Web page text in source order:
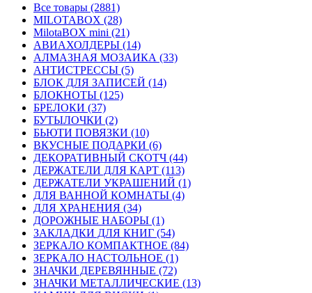
Все товары (2881)
MILOTABOX (28)
MilotaBOX mini (21)
АВИАХОЛДЕРЫ (14)
АЛМАЗНАЯ МОЗАИКА (33)
АНТИСТРЕССЫ (5)
БЛОК ДЛЯ ЗАПИСЕЙ (14)
БЛОКНОТЫ (125)
БРЕЛОКИ (37)
БУТЫЛОЧКИ (2)
БЬЮТИ ПОВЯЗКИ (10)
ВКУСНЫЕ ПОДАРКИ (6)
ДЕКОРАТИВНЫЙ СКОТЧ (44)
ДЕРЖАТЕЛИ ДЛЯ КАРТ (113)
ДЕРЖАТЕЛИ УКРАШЕНИЙ (1)
ДЛЯ ВАННОЙ КОМНАТЫ (4)
ДЛЯ ХРАНЕНИЯ (34)
ДОРОЖНЫЕ НАБОРЫ (1)
ЗАКЛАДКИ ДЛЯ КНИГ (54)
ЗЕРКАЛО КОМПАКТНОЕ (84)
ЗЕРКАЛО НАСТОЛЬНОЕ (1)
ЗНАЧКИ ДЕРЕВЯННЫЕ (72)
ЗНАЧКИ МЕТАЛЛИЧЕСКИЕ (13)